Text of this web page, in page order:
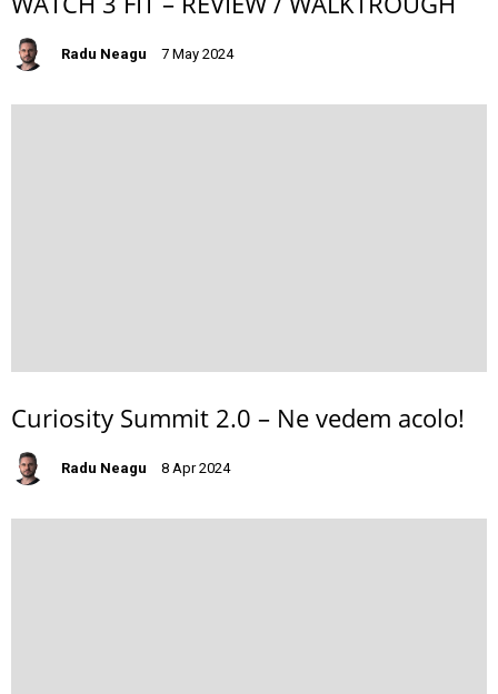
Radu Neagu 7 May 2024
Curiosity Summit 2.0 – Ne vedem acolo!
Radu Neagu 8 Apr 2024